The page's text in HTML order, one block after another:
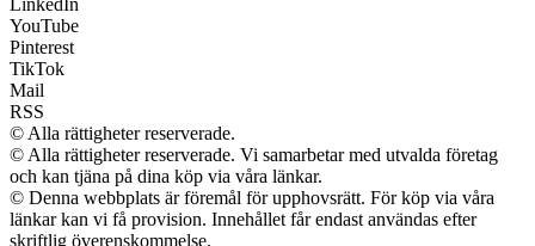
LinkedIn
YouTube
Pinterest
TikTok
Mail
RSS
© Alla rättigheter reserverade.
© Alla rättigheter reserverade. Vi samarbetar med utvalda företag
och kan tjäna på dina köp via våra länkar.
© Denna webbplats är föremål för upphovsrätt. För köp via våra
länkar kan vi få provision. Innehållet får endast användas efter
skriftlig överenskommelse.